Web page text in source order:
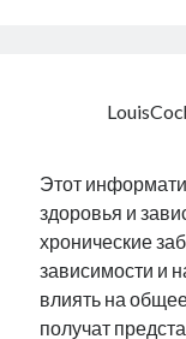
Этот
здоровья и
хронические
зависимости и
влиять на
получат